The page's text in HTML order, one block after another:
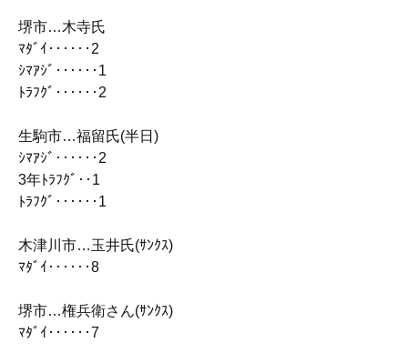
堺市…木寺氏
ﾏﾀﾞｲ‥‥‥2
ｼﾏｱｼﾞ‥‥‥1
ﾄﾗﾌｸﾞ‥‥‥2
生駒市…福留氏(半日)
ｼﾏｱｼﾞ‥‥‥2
3年ﾄﾗﾌｸﾞ‥1
ﾄﾗﾌｸﾞ‥‥‥1
木津川市…玉井氏(ｻﾝｸｽ)
ﾏﾀﾞｲ‥‥‥8
堺市…権兵衛さん(ｻﾝｸｽ)
ﾏﾀﾞｲ‥‥‥7